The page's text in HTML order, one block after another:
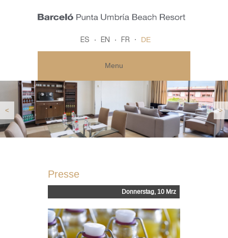
ES EN FR DE
Menu
< >
Presse
Donnerstag, 10 Mrz